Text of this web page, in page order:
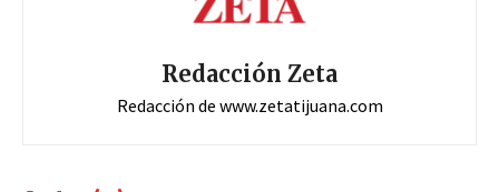
Redacción Zeta
Redacción de www.zetatijuana.com